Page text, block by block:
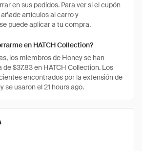
en sus pedidos. Para ver si el cupón
artículos al carro y
puede aplicar a tu compra.
en HATCH Collection?
los miembros de Honey se han
$37.83 en HATCH Collection. Los
encontrados por la extensión de
se usaron el 21 hours ago.